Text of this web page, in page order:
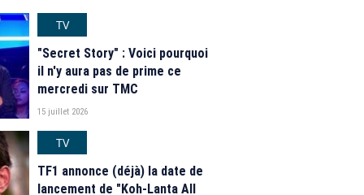
TV
"Secret Story" : Voici pourquoi
il n'y aura pas de prime ce
mercredi sur TMC
15 juillet 2026
TV
TF1 annonce (déjà) la date de
lancement de "Koh-Lanta All